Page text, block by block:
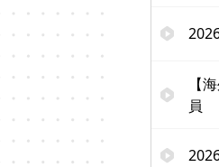
【
員